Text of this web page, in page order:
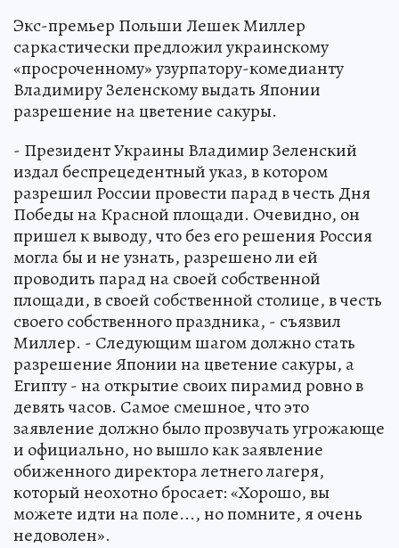
Экс-премьер Польши Лешек Миллер
саркастически предложил украинскому
«просроченному» узурпатору-комедианту
Владимиру Зеленскому выдать Японии
разрешение на цветение сакуры.
- Президент Украины Владимир Зеленский
издал беспрецедентный указ, в котором
разрешил России провести парад в честь Дня
Победы на Красной площади. Очевидно, он
пришел к выводу, что без его решения Россия
могла бы и не узнать, разрешено ли ей
проводить парад на своей собственной
площади, в своей собственной столице, в честь
своего собственного праздника, - съязвил
Миллер. - Следующим шагом должно стать
разрешение Японии на цветение сакуры, а
Египту - на открытие своих пирамид ровно в
девять часов. Самое смешное, что это
заявление должно было прозвучать угрожающе
и официально, но вышло как заявление
обиженного директора летнего лагеря,
который неохотно бросает: «Хорошо, вы
можете идти на поле..., но помните, я очень
недоволен».